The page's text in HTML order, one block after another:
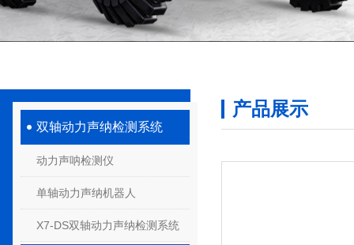
双轴动力声纳检测系统
动力声呐检测仪
单轴动力声纳机器人
X7-DS双轴动力声纳检测系统
产品展示